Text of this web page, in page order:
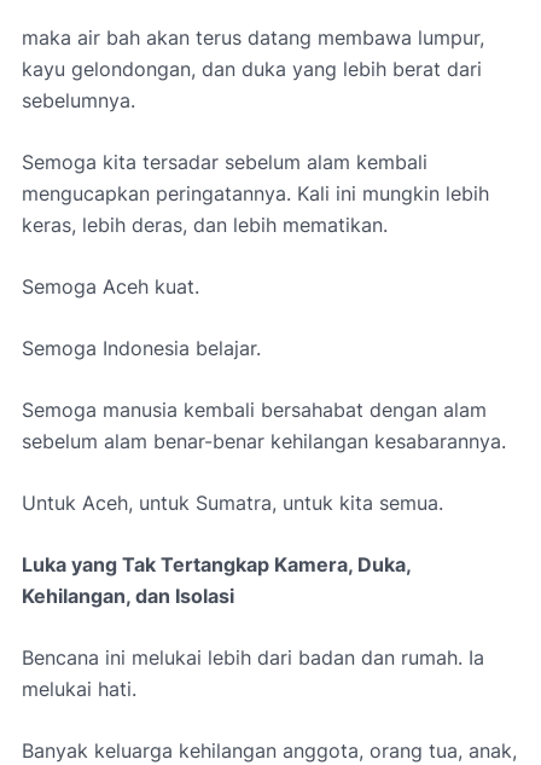
maka air bah akan terus datang membawa lumpur,
kayu gelondongan, dan duka yang lebih berat dari
sebelumnya.
Semoga kita tersadar sebelum alam kembali
mengucapkan peringatannya. Kali ini mungkin lebih
keras, lebih deras, dan lebih mematikan.
Semoga Aceh kuat.
Semoga Indonesia belajar.
Semoga manusia kembali bersahabat dengan alam
sebelum alam benar-benar kehilangan kesabarannya.
Untuk Aceh, untuk Sumatra, untuk kita semua.
Luka yang Tak Tertangkap Kamera, Duka,
Kehilangan, dan Isolasi
Bencana ini melukai lebih dari badan dan rumah. Ia
melukai hati.
Banyak keluarga kehilangan anggota, orang tua, anak,